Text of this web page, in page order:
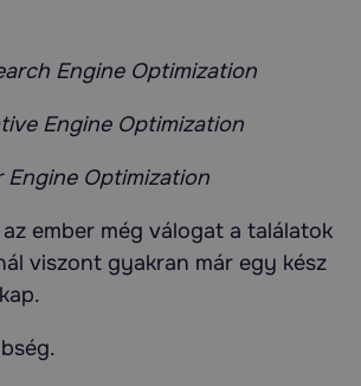
Engine Optimization
Engine Optimization
Engine Optimization
ember még válogat a találatok
viszont gyakran már egy kész